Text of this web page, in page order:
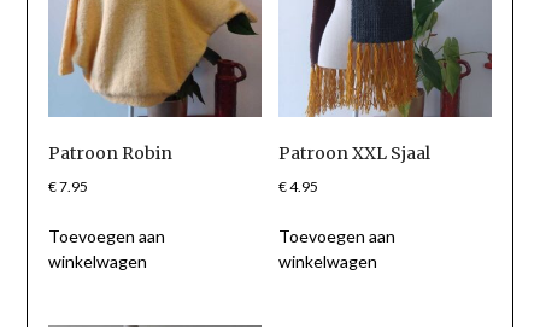
Patroon Robin
€7.95
Toevoegen aan
winkelwagen
Patroon XXL Sjaal
€4.95
Toevoegen aan
winkelwagen